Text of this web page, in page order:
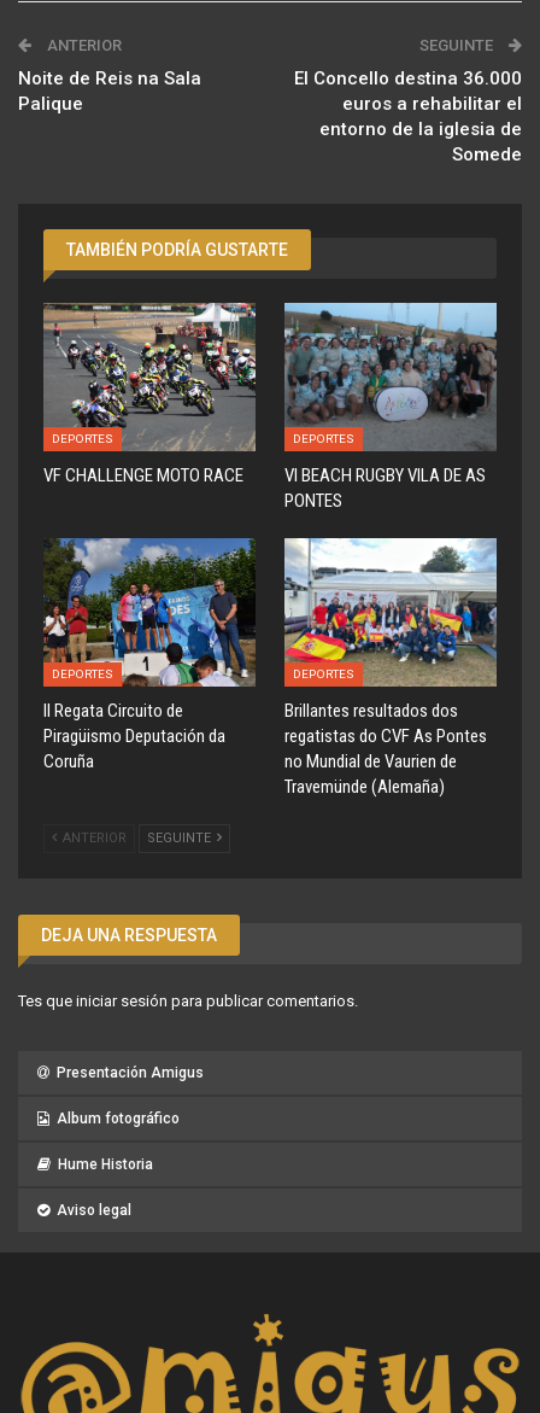
ANTERIOR
Noite de Reis na Sala
Palique
SEGUINTE
El Concello destina 36.000
euros a rehabilitar el
entorno de la iglesia de
Somede
TAMBIÉN PODRÍA GUSTARTE
DEPORTES
VF CHALLENGE MOTO RACE
DEPORTES
VI BEACH RUGBY VILA DE AS
PONTES
DEPORTES
ll Regata Circuito de
Piragüismo Deputación da
Coruña
DEPORTES
Brillantes resultados dos
regatistas do CVF As Pontes
no Mundial de Vaurien de
Travemünde (Alemaña)
ANTERIOR SEGUINTE
DEJA UNA RESPUESTA
Tes que iniciar sesión para publicar comentarios.
Presentación Amigus
Album fotográfico
Hume Historia
Aviso legal